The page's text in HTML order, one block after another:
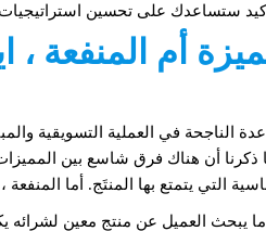
ستساعدك على تحسين
أم المنفعة
الناجحة في العملية التسويقية
التي يتمتع بها المنتَج. أما
يبحث العميل عن منتج معين لشرائه